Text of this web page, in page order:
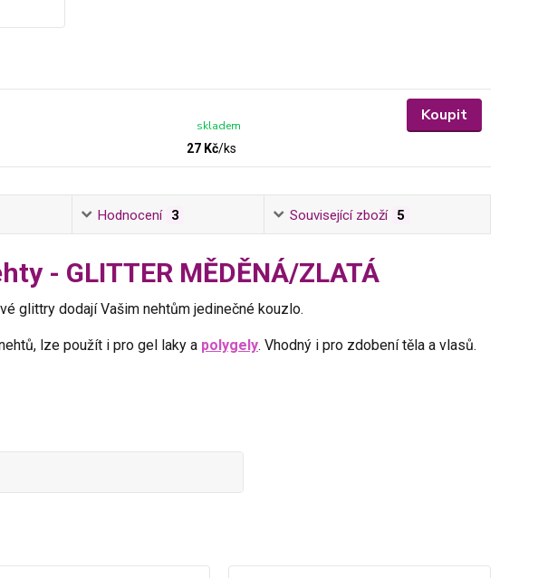
27 Kč/ks
skladem
Koupit
Hodnocení 3 Související zboží 5
- GLITTER MĚDĚNÁ/ZLATÁ
glittry dodají Vašim nehtům jedinečné kouzlo.
lze použít i pro gel laky a polygely. Vhodný i pro zdobení těla a vlasů.